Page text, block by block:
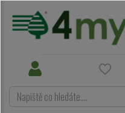
Toggle
navigation
Kolekce Travní koberce
Travní koberce